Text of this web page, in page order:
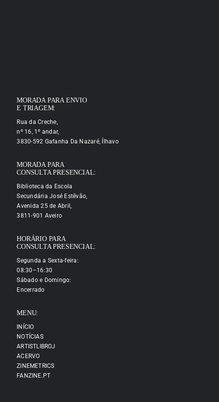
MORADA PARA ENVIO
E TRIAGEM:
Rua da Creche,
nº 16, 1º andar,
3830-592 Gafanha Da Nazaré, Ílhavo
MORADA PARA
CONSULTA PRESENCIAL:
Biblioteca da Escola
Secundária José Estêvão,
Avenida 25 de Abril,
3811-901 Aveiro
HORÁRIO PARA
CONSULTA PRESENCIAL:
Segunda a Sexta-feira:
08:30–16:30
Sábado e Domingo:
Encerrado
MENU:
INÍCIO
NOTÍCIAS
ARTISTLIBROJ
ACERVO
ZINEMETRICS
FANZINE.PT